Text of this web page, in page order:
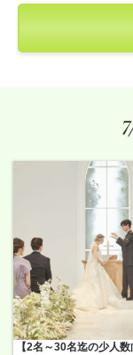
【2名～30名迄の少人